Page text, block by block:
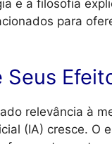
e a filosofia
para
relevância à
(IA) cresce. O